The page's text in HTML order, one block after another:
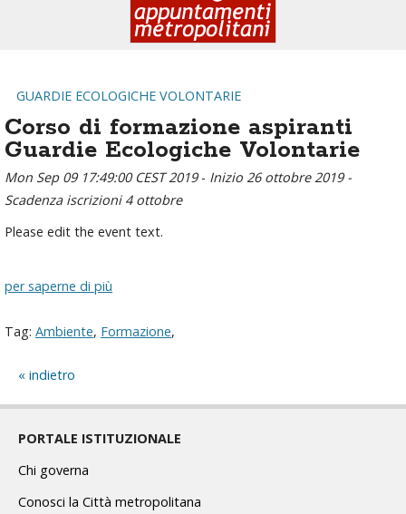
GUARDIE ECOLOGICHE VOLONTARIE
Corso di formazione aspiranti
Guardie Ecologiche Volontarie
Mon Sep 09 17:49:00 CEST 2019- Inizio 26 ottobre 2019 -
Scadenza iscrizioni 4 ottobre
Please edit the event text.
per saperne di più
Tag: Ambiente, Formazione,
indietro
PORTALE ISTITUZIONALE
Chi governa
Conosci la Città metropolitana